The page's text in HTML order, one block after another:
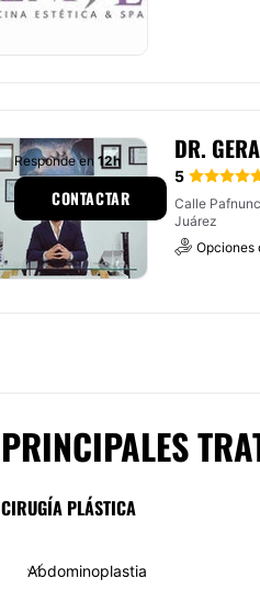
DR.
5
Calle
Juárez
Opciones
Responde en 12h
CONTACTAR
PRINCIPALES
CIRUGÍA PLÁSTICA
Abdominoplastia